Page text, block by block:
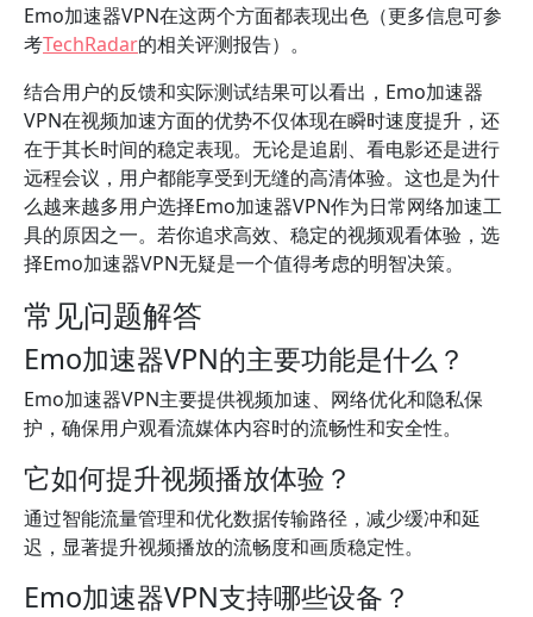
Emo加速器VPN在这两个方面都表现出色（更多信息可参
考TechRadar的相关评测报告）。
结合用户的反馈和实际测试结果可以看出，Emo加速器
VPN在视频加速方面的优势不仅体现在瞬时速度提升，还
在于其长时间的稳定表现。无论是追剧、看电影还是进行
远程会议，用户都能享受到无缝的高清体验。这也是为什
么越来越多用户选择Emo加速器VPN作为日常网络加速工
具的原因之一。若你追求高效、稳定的视频观看体验，选
择Emo加速器VPN无疑是一个值得考虑的明智决策。
常见问题解答
Emo加速器VPN的主要功能是什么？
Emo加速器VPN主要提供视频加速、网络优化和隐私保
护，确保用户观看流媒体内容时的流畅性和安全性。
它如何提升视频播放体验？
通过智能流量管理和优化数据传输路径，减少缓冲和延
迟，显著提升视频播放的流畅度和画质稳定性。
Emo加速器VPN支持哪些设备？